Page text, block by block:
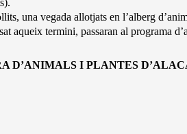
una vegada allotjats en l’alberg
aqueix termini, passaran al programa
D’ANIMALS I PLANTES